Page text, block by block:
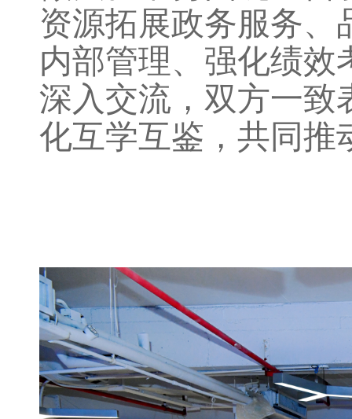
资源拓展政务服务、
内部管理、强化绩效
深入交流，双方一致
化互学互鉴，共同推